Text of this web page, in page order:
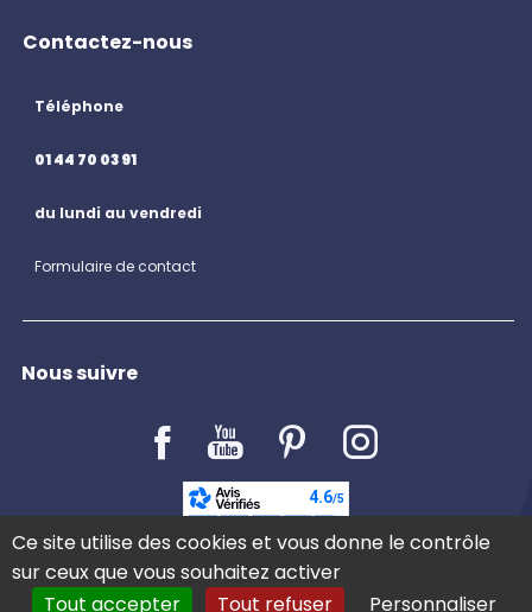
Contactez-nous
Téléphone
01 44 70 03 91
du lundi au vendredi
Formulaire de contact
Nous suivre
LE BLOG
Ce site utilise des cookies et vous donne le contrôle
sur ceux que vous souhaitez activer
Tout accepter
Tout refuser Personnaliser